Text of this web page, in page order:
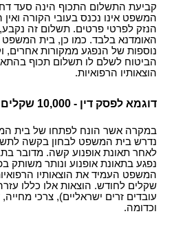
קביעת התשלום התכוף הינה סעד
המשפט אינו נכנס בעובי הקורה
הנזק לפרטי פרטים. תשלום זה
האומדנא בלבד. כמו כן, בית
נוספות של הנפגע ממקורות
הביטוח לשלם לו תשלום תכוף
הוצאותיו הרפואיות.
דוגמא לפסק דין - 10,000 שקלים בחודש
במקרה אשר הונח לפתחו של בית
נדרש בית המשפט לבחון בקשה
נפגע בתאונת אופנוע ונותר משותק
שקלים לחודש. הוצאות אלו כללו
עובדים זרים ישראליים), צרכי מחייה,
וכדומה.